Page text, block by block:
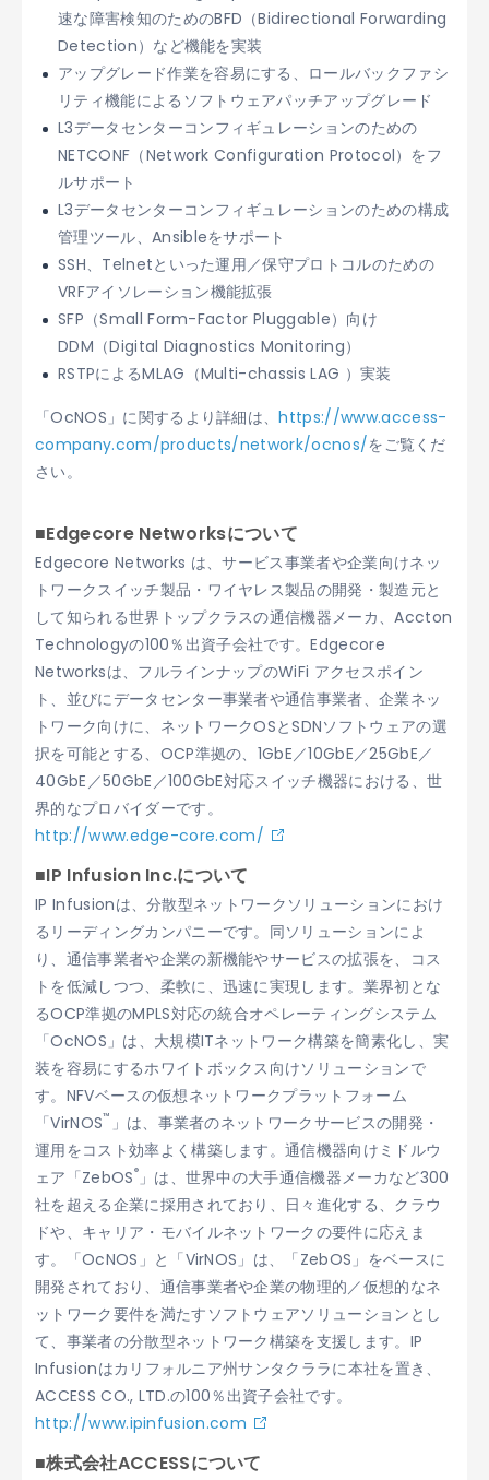
速な障害検知のためのBFD（Bidirectional Forwarding
Detection）など機能を実装
アップグレード作業を容易にする、ロールバックファシ
リティ機能によるソフトウェアパッチアップグレード
L3データセンターコンフィギュレーションのための
NETCONF（Network Configuration Protocol）をフ
ルサポート
L3データセンターコンフィギュレーションのための構成
管理ツール、Ansibleをサポート
SSH、Telnetといった運用／保守プロトコルのための
VRFアイソレーション機能拡張
SFP（Small Form-Factor Pluggable）向け
DDM（Digital Diagnostics Monitoring）
RSTPによるMLAG（Multi-chassis LAG ）実装
「OcNOS」に関するより詳細は、https://www.access-
company.com/products/network/ocnos/をご覧くだ
さい。
■Edgecore Networksについて
Edgecore Networks は、サービス事業者や企業向けネッ
トワークスイッチ製品・ワイヤレス製品の開発・製造元と
して知られる世界トップクラスの通信機器メーカ、Accton
Technologyの100％出資子会社です。Edgecore
Networksは、フルラインナップのWiFi アクセスポイン
ト、並びにデータセンター事業者や通信事業者、企業ネッ
トワーク向けに、ネットワークOSとSDNソフトウェアの選
択を可能とする、OCP準拠の、1GbE／10GbE／25GbE／
40GbE／50GbE／100GbE対応スイッチ機器における、世
界的なプロバイダーです。
http://www.edge-core.com/
■IP Infusion Inc.について
IP Infusionは、分散型ネットワークソリューションにおけ
るリーディングカンパニーです。同ソリューションによ
り、通信事業者や企業の新機能やサービスの拡張を、コス
トを低減しつつ、柔軟に、迅速に実現します。業界初とな
るOCP準拠のMPLS対応の統合オペレーティングシステム
「OcNOS」は、大規模ITネットワーク構築を簡素化し、実
装を容易にするホワイトボックス向けソリューションで
す。NFVベースの仮想ネットワークプラットフォーム
「VirNOS™ 」は、事業者のネットワークサービスの開発・
運用をコスト効率よく構築します。通信機器向けミドルウ
ェア「ZebOS®」は、世界中の大手通信機器メーカなど300
社を超える企業に採用されており、日々進化する、クラウ
ドや、キャリア・モバイルネットワークの要件に応えま
す。「OcNOS」と「VirNOS」は、「ZebOS」をベースに
開発されており、通信事業者や企業の物理的／仮想的なネ
ットワーク要件を満たすソフトウェアソリューションとし
て、事業者の分散型ネットワーク構築を支援します。IP
Infusionはカリフォルニア州サンタクララに本社を置き、
ACCESS CO., LTD.の100％出資子会社です。
http://www.ipinfusion.com
■株式会社ACCESSについて